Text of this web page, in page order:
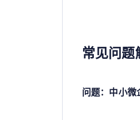
常见问题
问题：中小微